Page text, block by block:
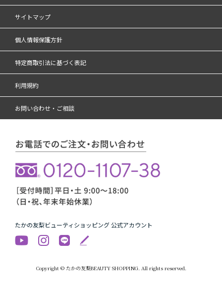
サイトマップ
個人情報保護方針
特定商取引法に基づく表記
利用規約
お問い合わせ・ご相談
たかの友梨ビューティショッピング 公式アカウント
Copyright © たかの友梨BEAUTY SHOPPING. All rights reserved.